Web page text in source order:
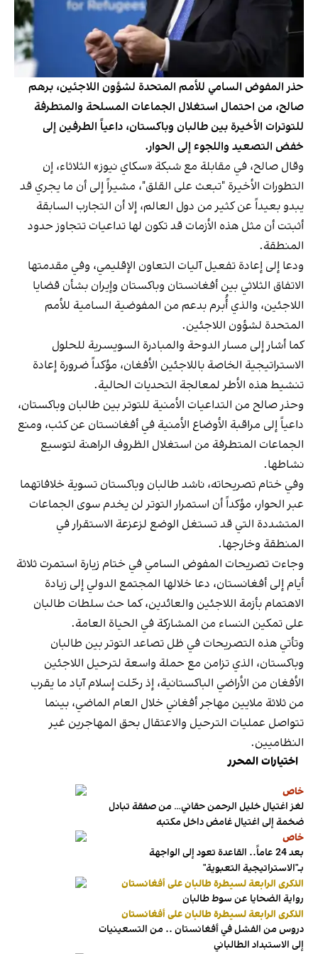
حذر المفوض السامي للأمم المتحدة لشؤون اللاجئين، برهم
صالح، من احتمال استغلال الجماعات المسلحة والمتطرفة
للتوترات الأخيرة بين طالبان وباكستان، داعياً الطرفين إلى
خفض التصعيد واللجوء إلى الحوار.
وقال صالح، في مقابلة مع شبكة «سكاي نيوز» الثلاثاء، إن
التطورات الأخيرة "تبعث على القلق"، مشيراً إلى أن ما يجري قد
يبدو بعيداً عن كثير من دول العالم، إلا أن التجارب السابقة
أثبتت أن مثل هذه الأزمات قد تكون لها تداعيات تتجاوز حدود
المنطقة.
ودعا إلى إعادة تفعيل آليات التعاون الإقليمي، وفي مقدمتها
الاتفاق الثلاثي بين أفغانستان وباكستان وإيران بشأن قضايا
اللاجئين، والذي أُبرم بدعم من المفوضية السامية للأمم
المتحدة لشؤون اللاجئين.
كما أشار إلى مسار الدوحة والمبادرة السويسرية للحلول
الاستراتيجية الخاصة باللاجئين الأفغان، مؤكداً ضرورة إعادة
تنشيط هذه الأطر لمعالجة التحديات الحالية.
وحذر صالح من التداعيات الأمنية للتوتر بين طالبان وباكستان،
داعياً إلى مراقبة الأوضاع الأمنية في أفغانستان عن كثب، ومنع
الجماعات المتطرفة من استغلال الظروف الراهنة لتوسيع
نشاطها.
وفي ختام تصريحاته، ناشد طالبان وباكستان تسوية خلافاتهما
عبر الحوار، مؤكداً أن استمرار التوتر لن يخدم سوى الجماعات
المتشددة التي قد تستغل الوضع لزعزعة الاستقرار في
المنطقة وخارجها.
وجاءت تصريحات المفوض السامي في ختام زيارة استمرت ثلاثة
أيام إلى أفغانستان، دعا خلالها المجتمع الدولي إلى زيادة
الاهتمام بأزمة اللاجئين والعائدين، كما حث سلطات طالبان
على تمكين النساء من المشاركة في الحياة العامة.
وتأتي هذه التصريحات في ظل تصاعد التوتر بين طالبان
وباكستان، الذي تزامن مع حملة واسعة لترحيل اللاجئين
الأفغان من الأراضي الباكستانية، إذ رحّلت إسلام آباد ما يقرب
من ثلاثة ملايين مهاجر أفغاني خلال العام الماضي، بينما
تتواصل عمليات الترحيل والاعتقال بحق المهاجرين غير
النظاميين.
اختيارات المحرر
خاص
لغز اغتيال خليل الرحمن حقاني… من صفقة تبادل
ضخمة إلى اغتيال غامض داخل مكتبه
خاص
بعد 24 عاماً.. القاعدة تعود إلى الواجهة
بـ"الاستراتيجية التعبوية"
الذكرى الرابعة لسيطرة طالبان على أفغانستان
رواية الضحايا عن سوط طالبان
الذكرى الرابعة لسيطرة طالبان على أفغانستان
دروس من الفشل في أفغانستان .. من التسعينيات
إلى الاستبداد الطالباني